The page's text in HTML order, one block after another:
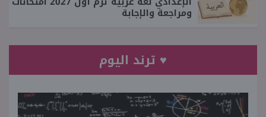
ومراجعة والإجابة
♥ ترند اليوم